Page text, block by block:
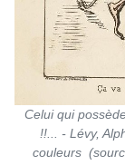
Celui qui
!!... - Lévy,
couleurs